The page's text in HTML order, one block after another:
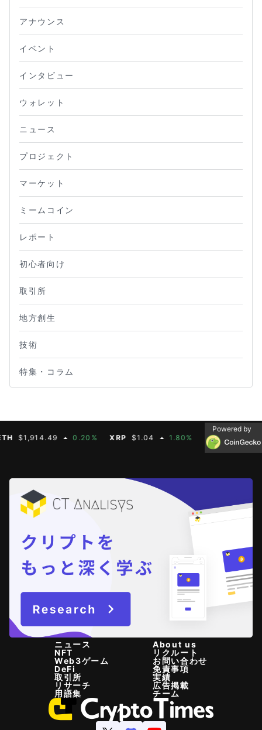
アナウンス
イベント
インタビュー
ウォレット
ニュース
プロジェクト
マーケット
ミームコイン
レポート
初心者向け
取引所
地方創生
技術
特集・コラム
0.20% XRP $1.04 1.80% BNB $603.21
Powered by
ニュース
NFT
Web3ゲーム
DeFi
取引所
リサーチ
用語集
About us
リクルート
お問い合わせ
免責事項
実績
広告掲載
チーム